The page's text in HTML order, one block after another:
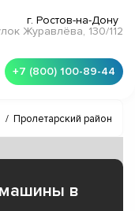
г. Ростов-на-Дону
Журавлёва, 130/112
+7 (800) 100-89-44
/ Пролетарский район
в